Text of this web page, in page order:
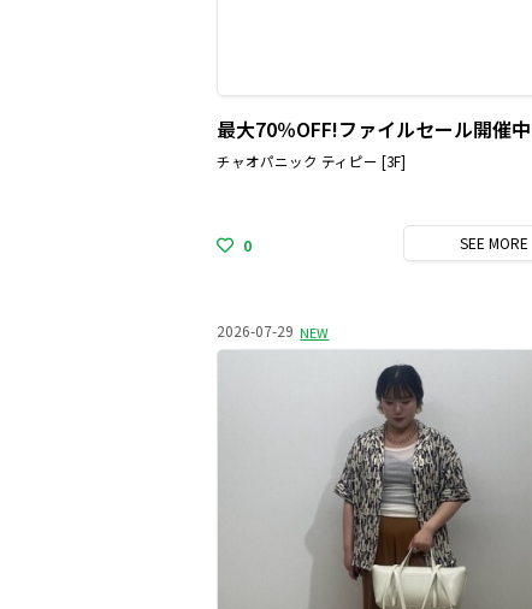
チャオパニック ティピー [3F]
0 SEEMORE
2026-07-29 NEW